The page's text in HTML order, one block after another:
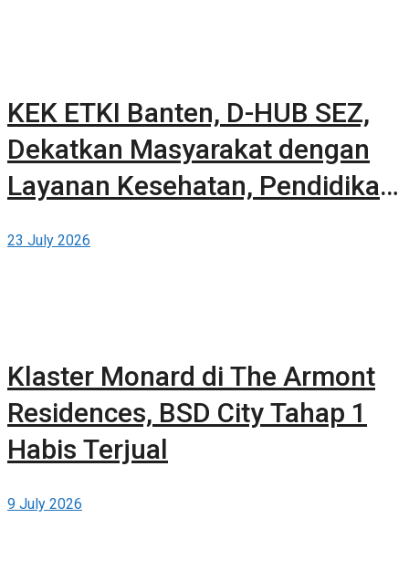
KEK ETKI Banten, D-HUB SEZ,
Dekatkan Masyarakat dengan
Layanan Kesehatan, Pendidikan,
BSD City
23 July 2026
Klaster Monard di The Armont
Residences, BSD City Tahap 1
Habis Terjual
9 July 2026